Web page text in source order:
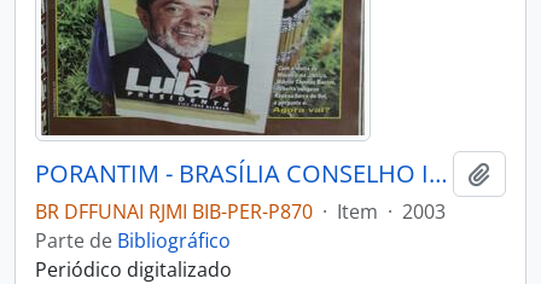
PORANTIM - BRASÍLIA CONSELHO INDIGENISTA MISSIONÁRIO - 2003 - Nº256
BR DFFUNAI RJMI BIB-PER-P870 · Item · 2003
Parte de Bibliográfico
Periódico digitalizado